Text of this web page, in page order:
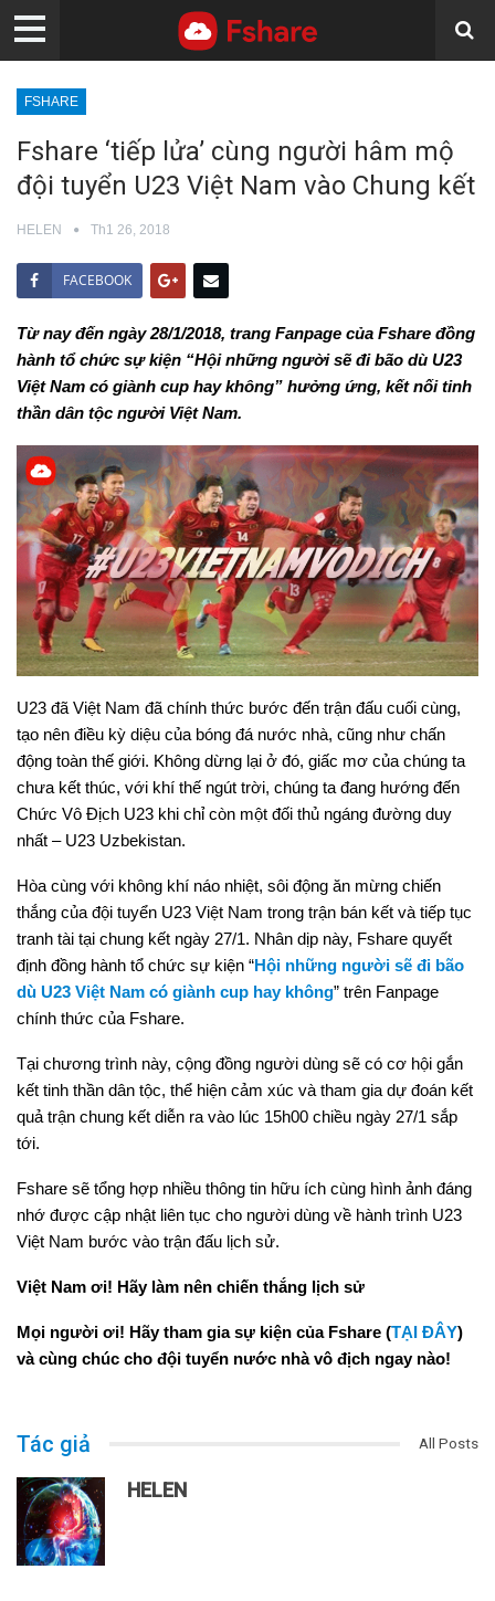
FSHARE
Fshare ‘tiếp lửa’ cùng người hâm mộ
đội tuyển U23 Việt Nam vào Chung kết
HELEN Th1 26, 2018
FACEBOOK
Từ nay đến ngày 28/1/2018, trang Fanpage của Fshare đồng
hành tổ chức sự kiện “Hội những người sẽ đi bão dù U23
Việt Nam có giành cup hay không” hưởng ứng, kết nối tinh
thần dân tộc người Việt Nam.
U23 đã Việt Nam đã chính thức bước đến trận đấu cuối cùng,
tạo nên điều kỳ diệu của bóng đá nước nhà, cũng như chấn
động toàn thế giới. Không dừng lại ở đó, giấc mơ của chúng ta
chưa kết thúc, với khí thế ngút trời, chúng ta đang hướng đến
Chức Vô Địch U23 khi chỉ còn một đối thủ ngáng đường duy
nhất – U23 Uzbekistan.
Hòa cùng với không khí náo nhiệt, sôi động ăn mừng chiến
thắng của đội tuyển U23 Việt Nam trong trận bán kết và tiếp tục
tranh tài tại chung kết ngày 27/1. Nhân dịp này, Fshare quyết
định đồng hành tổ chức sự kiện “Hội những người sẽ đi bão
dù U23 Việt Nam có giành cup hay không” trên Fanpage
chính thức của Fshare.
Tại chương trình này, cộng đồng người dùng sẽ có cơ hội gắn
kết tinh thần dân tộc, thể hiện cảm xúc và tham gia dự đoán kết
quả trận chung kết diễn ra vào lúc 15h00 chiều ngày 27/1 sắp
tới.
Fshare sẽ tổng hợp nhiều thông tin hữu ích cùng hình ảnh đáng
nhớ được cập nhật liên tục cho người dùng về hành trình U23
Việt Nam bước vào trận đấu lịch sử.
Việt Nam ơi! Hãy làm nên chiến thắng lịch sử
Mọi người ơi! Hãy tham gia sự kiện của Fshare (TẠI ĐÂY)
và cùng chúc cho đội tuyển nước nhà vô địch ngay nào!
Tác giả All Posts
HELEN